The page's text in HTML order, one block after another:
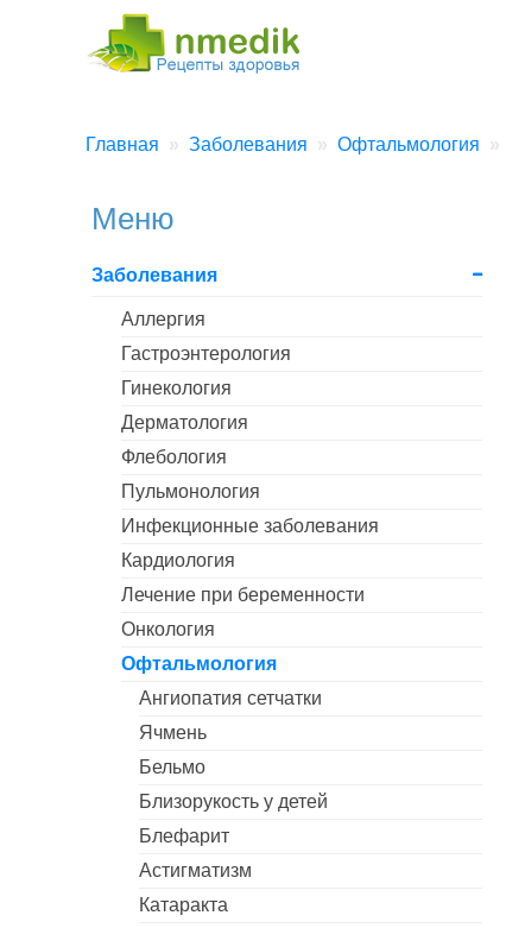
Главная Заболевания Офтальмология
Меню
Заболевания
Аллергия
Гастроэнтерология
Гинекология
Дерматология
Флебология
Пульмонология
Инфекционные заболевания
Кардиология
Лечение при беременности
Онкология
Офтальмология
Ангиопатия сетчатки
Ячмень
Бельмо
Близорукость у детей
Блефарит
Астигматизм
Катаракта